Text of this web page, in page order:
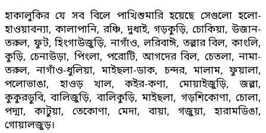
হাকালুকির যে সব বিলে পাখিশুমারি হয়েছে সেগুলো হলো-
হাওয়াবন্যা, কালাপানি, রঞ্চি, দুধাই, গড়কুড়ি, চোকিয়া, উজান-
তরুল, ফুট, হিংগাউজুড়ি, নাগাঁও, লরিবাঈ, তল্লার বিল, কাংলি,
কুড়ি, চেনাউড়া, পিংলা, পরোটি, আগদের বিল, চেতলা, নামা-
তরুল, নাগাঁও-ধুলিয়া, মাইছলা-ডাক, চন্দর, মালাম, ফুয়ালা,
পলোভাঙা, হাওড় খাল, কইর-কণা, মোয়াইজুড়ি, জল্লা,
কুকুরডুবি, বালিজুড়ি, বালিকুড়ি, মাইছলা, গড়শিকোণা, চোলা,
পদ্মা, কাটুয়া, তেকোণা, মেদা, বায়া, গজুয়া, হারামডিঙা,
গোয়ালজুড়।